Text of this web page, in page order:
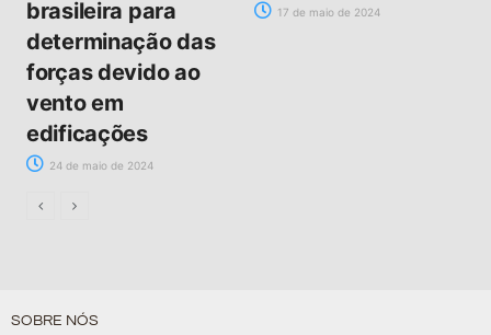
brasileira para
determinação das
forças devido ao
vento em
edificações
24 de maio de 2024
17 de maio de 2024
SOBRE NÓS